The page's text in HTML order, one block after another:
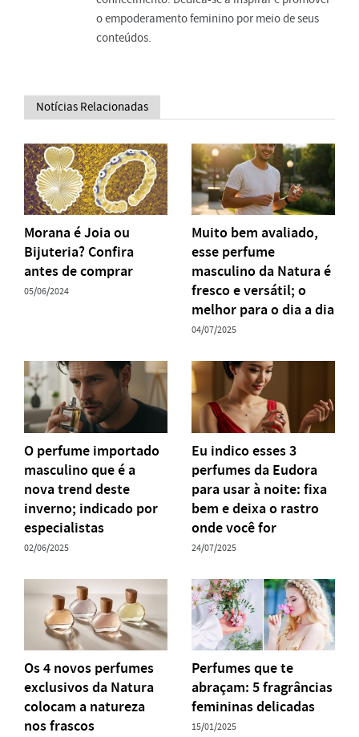
o empoderamento feminino por meio de seus
conteúdos.
Notícias Relacionadas
Morana é Joia ou
Bijuteria? Confira
antes de comprar
05/06/2024
Muito bem avaliado,
esse perfume
masculino da Natura é
fresco e versátil; o
melhor para o dia a dia
04/07/2025
O perfume importado
masculino que é a
nova trend deste
inverno; indicado por
especialistas
02/06/2025
Eu indico esses 3
perfumes da Eudora
para usar à noite: fixa
bem e deixa o rastro
onde você for
24/07/2025
Os 4 novos perfumes
exclusivos da Natura
colocam a natureza
nos frascos
Perfumes que te
abraçam: 5 fragrâncias
femininas delicadas
15/01/2025